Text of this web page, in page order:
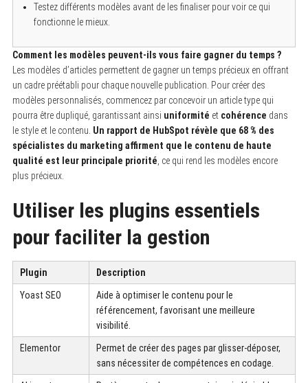
Testez différents modèles avant de les finaliser pour voir ce qui
fonctionne le mieux.
Comment les modèles peuvent-ils vous faire gagner du temps ?
Les modèles d’articles permettent de gagner un temps précieux en offrant
un cadre préétabli pour chaque nouvelle publication. Pour créer des
modèles personnalisés, commencez par concevoir un article type qui
pourra être dupliqué, garantissant ainsi uniformité et cohérence dans
le style et le contenu. Un rapport de HubSpot révèle que 68 % des
spécialistes du marketing affirment que le contenu de haute
qualité est leur principale priorité , ce qui rend les modèles encore
plus précieux.
Utiliser les plugins essentiels
pour faciliter la gestion
Plugin Description
Yoast SEO
Aide à optimiser le contenu pour le
référencement, favorisant une meilleure
visibilité.
Elementor
Permet de créer des pages par glisser-déposer,
sans nécessiter de compétences en codage.